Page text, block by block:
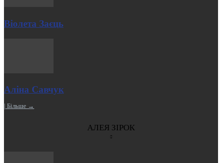
Віолета Заєць
Аліна Савчук
| Більше →
АЛЕЯ ЗІРОК